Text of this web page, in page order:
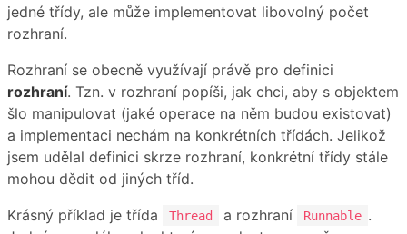
jedné třídy, ale může implementovat libovolný počet
rozhraní.
Rozhraní se obecně využívají právě pro definici
rozhraní. Tzn. v rozhraní popíši, jak chci, aby s objektem
šlo manipulovat (jaké operace na něm budou existovat)
a implementaci nechám na konkrétních třídách. Jelikož
jsem udělal definici skrze rozhraní, konkrétní třídy stále
mohou dědit od jiných tříd.
Krásný příklad je třída
Thread a rozhraní Runnable .